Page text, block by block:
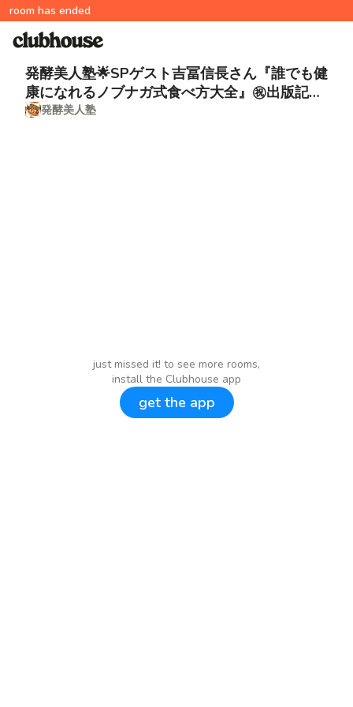
room has ended
発酵美人塾🌟SPゲスト吉冨信長さん『誰でも健
康になれるノブナガ式食べ方大全』㊗️出版記
念‼️㊙️トーク❣️
発酵美人塾
just missed it! to see more rooms,
install the Clubhouse app
get the app